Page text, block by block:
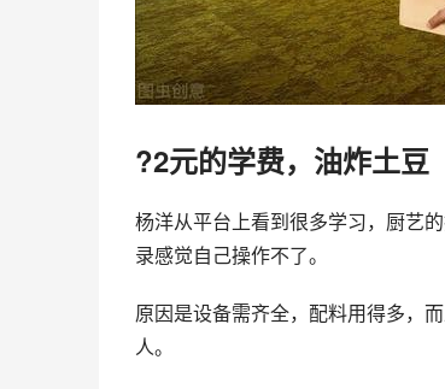
?2元的学费，油炸土豆
杨洋从平台上看到很多学习，厨艺
录感觉自己操作不了。
原因是设备需齐全，配料用得多，
人。